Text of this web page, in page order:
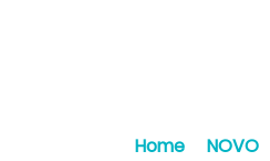
Home NOVO